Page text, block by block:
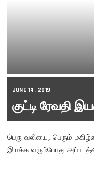
JUNE 14, 2019
குட்டி ரேவதி
பெரு வலியை, பெரும்
இயக்க வரும்போது